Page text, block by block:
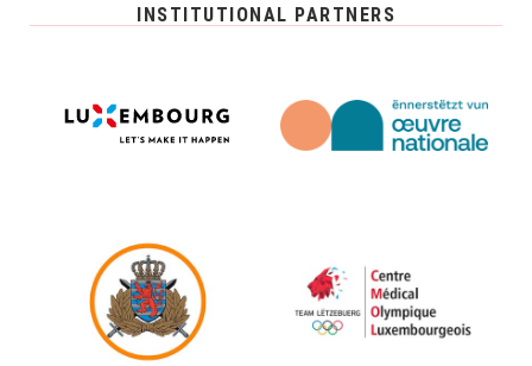
INSTITUTIONAL PARTNERS